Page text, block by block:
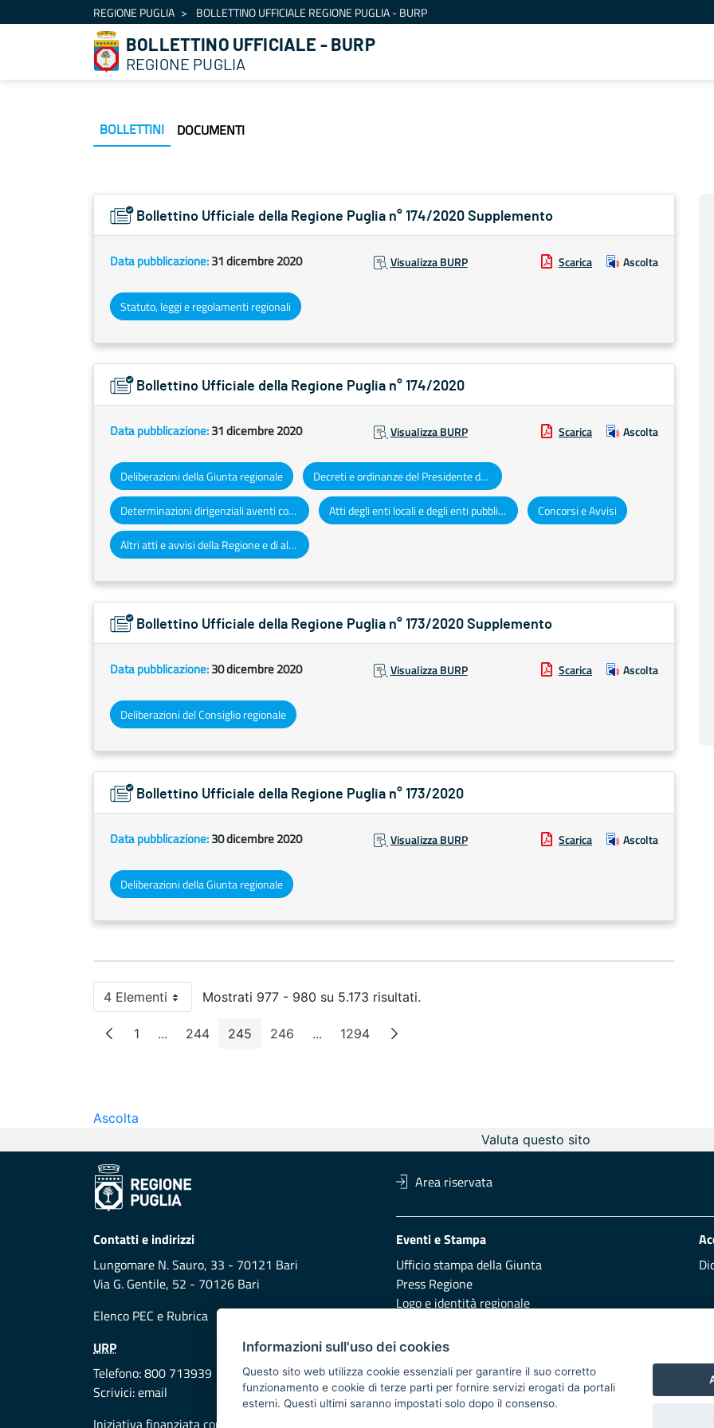
Salta al contenutoREGIONE PUGLIA BOLLETTINO UFFICIALE REGIONE PUGLIA - BURP
BOLLETTINO UFFICIALE - BURP
REGIONE PUGLIA
BOLLETTINI DOCUMENTI
Bollettino Ufficiale della Regione Puglia n° 174/2020 Supplemento
Data pubblicazione:31 dicembre 2020 Visualizza BURP Scarica Ascolta
Statuto, leggi e regolamenti regionali
Bollettino Ufficiale della Regione Puglia n° 174/2020
Data pubblicazione:31 dicembre 2020 Visualizza BURP Scarica Ascolta
Deliberazioni della Giunta regionale Decreti e ordinanze del Presidente della Giunta regionale
Determinazioni dirigenziali aventi contenuto di interesse generale Atti degli enti locali e degli enti pubblici e privati Concorsi e Avvisi
Altri atti e avvisi della Regione e di altri enti pubblici che interessano la collettività regionale
Bollettino Ufficiale della Regione Puglia n° 173/2020 Supplemento
Data pubblicazione:30 dicembre 2020 Visualizza BURP Scarica Ascolta
Deliberazioni del Consiglio regionale
Bollettino Ufficiale della Regione Puglia n° 173/2020
Data pubblicazione:30 dicembre 2020 Visualizza BURP Scarica Ascolta
Deliberazioni della Giunta regionale
4 ElementiPer paginaMostrati 977 - 980 su 5.173 risultati.
Pagina
1 ...Pagine intermedie
Pagina
244 Pagina
245 Pagina
246 ...Pagine intermedie
Pagina
1294
Ascolta
Valuta questo sito
Area riservata
Contatti e indirizzi
Lungomare N. Sauro, 33 - 70121 Bari
Via G. Gentile, 52 - 70126 Bari
Elenco PEC e Rubrica
Eventi e Stampa
Ufficio stampa della Giunta
Press Regione
Logo e identità regionale
URP
Telefono: 800 713939
Scrivici:email
Redazione
Presentazione
Responsabili di pubblicazione
Iniziativa finanziata con risorse del POR Puglia 2014/2020 - Asse XI
Informazioni sull'uso dei cookies
Questo sito web utilizza cookie essenziali per garantire il suo corretto
funzionamento e cookie di terze parti per fornire servizi erogati da portali
esterni. Questi ultimi saranno impostati solo dopo il consenso.